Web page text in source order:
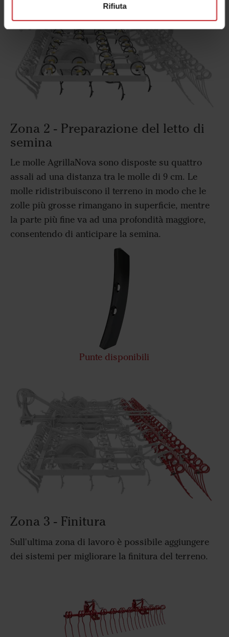
Rifiuta
Zona 2 - Preparazione del letto di
semina
Le molle AgrillaNova sono disposte su quattro
assali ad una distanza tra le molle di 9 cm. Le
molle ridistribuiscono il terreno in modo che le
zolle più grosse rimangano in superficie, mentre
la parte più fine va ad una profondità maggiore,
consentendo di anticipare la semina.
Punte disponibili
Zona 3 - Finitura
Sull'ultima zona di lavoro è possibile aggiungere
dei sistemi per migliorare la finitura del terreno.